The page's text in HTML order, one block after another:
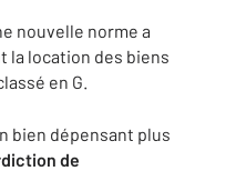
nouvelle norme a
la location des biens
en G.
bien dépensant plus
de